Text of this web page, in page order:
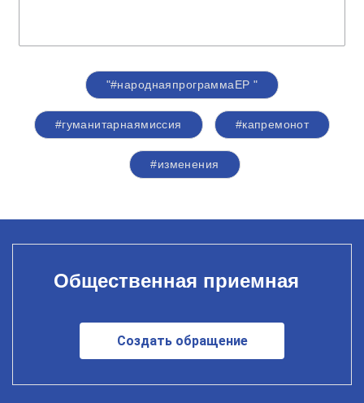
"#народнаяпрограммаЕР "
#гуманитарнаямиссия #капремонот
#изменения
Общественная приемная
Создать обращение